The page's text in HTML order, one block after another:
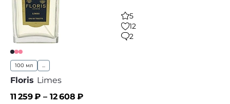
5
12
2
100 мл ...
Floris Limes
11 259₽ – 12 608 ₽